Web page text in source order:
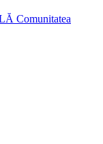
Comunitatea